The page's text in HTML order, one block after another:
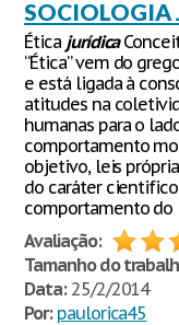
Ética jurídica
“Ética” vem do
e está ligada à
atitudes na
humanas para o
comportamento
objetivo, leis
do caráter
comportamento do
Avaliação:
Tamanho do
Data:25/2/2014
Por: paulorica45